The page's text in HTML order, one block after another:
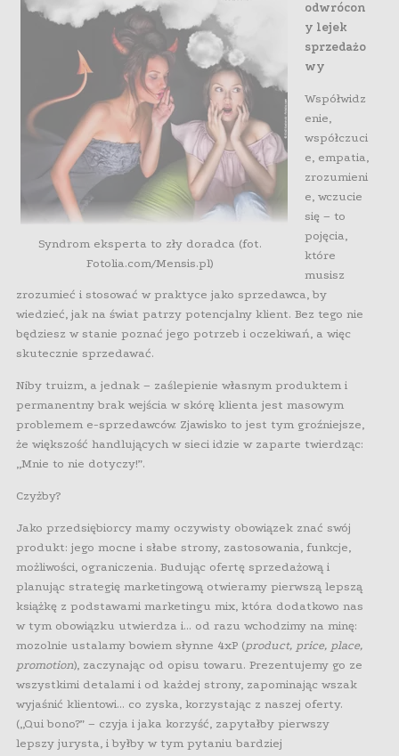
Syndrom eksperta to zły doradca (fot.
Fotolia.com/Mensis.pl)
odwrócon
y lejek
sprzedażo
wy
Współwidz
enie,
współczuci
e, empatia,
zrozumieni
e, wczucie
się – to
pojęcia,
które
musisz
zrozumieć i stosować w praktyce jako sprzedawca, by
wiedzieć, jak na świat patrzy potencjalny klient. Bez tego nie
będziesz w stanie poznać jego potrzeb i oczekiwań, a więc
skutecznie sprzedawać.
Niby truizm, a jednak – zaślepienie własnym produktem i
permanentny brak wejścia w skórę klienta jest masowym
problemem e-sprzedawców. Zjawisko to jest tym groźniejsze,
że większość handlujących w sieci idzie w zaparte twierdząc:
„Mnie to nie dotyczy!”.
Czyżby?
Jako przedsiębiorcy mamy oczywisty obowiązek znać swój
produkt: jego mocne i słabe strony, zastosowania, funkcje,
możliwości, ograniczenia. Budując ofertę sprzedażową i
planując strategię marketingową otwieramy pierwszą lepszą
książkę z podstawami marketingu mix, która dodatkowo nas
w tym obowiązku utwierdza i… od razu wchodzimy na minę:
mozolnie ustalamy bowiem słynne 4xP (product, price, place,
promotion), zaczynając od opisu towaru. Prezentujemy go ze
wszystkimi detalami i od każdej strony, zapominając wszak
wyjaśnić klientowi… co zyska, korzystając z naszej oferty.
(„Qui bono?” – czyja i jaka korzyść, zapytałby pierwszy
lepszy jurysta, i byłby w tym pytaniu bardziej